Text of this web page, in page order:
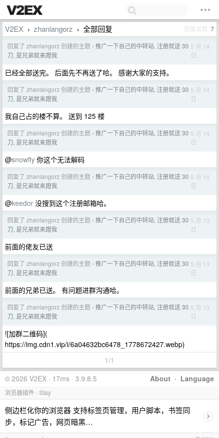
V2EX › zhanlangorz › 全部回复 回复总数 7
回复了 zhanlangorz 创建的主题 › 推广一下自己的中转站, 注册就送 30
刀, 是兄弟就来蹬我
5 月 14
日
已经全部送完。 后面先不再送了哈。 感谢大家的支持。
回复了 zhanlangorz 创建的主题 › 推广一下自己的中转站, 注册就送 30
刀, 是兄弟就来蹬我
5 月 14
日
我自己占的楼不算。 送到 125 楼
回复了 zhanlangorz 创建的主题 › 推广一下自己的中转站, 注册就送 30
刀, 是兄弟就来蹬我
5 月 14
日
@snowfly 你这个无法解码
回复了 zhanlangorz 创建的主题 › 推广一下自己的中转站, 注册就送 30
刀, 是兄弟就来蹬我
5 月 14
日
@keedor 没搜到这个注册邮箱哈。
回复了 zhanlangorz 创建的主题 › 推广一下自己的中转站, 注册就送 30
刀, 是兄弟就来蹬我
5 月 13
日
前面的佬友已送
回复了 zhanlangorz 创建的主题 › 推广一下自己的中转站, 注册就送 30
刀, 是兄弟就来蹬我
5 月 13
日
前面的兄弟已送。 有问题进群沟通哈。
回复了 zhanlangorz 创建的主题 › 推广一下自己的中转站, 注册就送 30
刀, 是兄弟就来蹬我
5 月 13
日
![加群二维码](
https://img.cdn1.vip/i/6a04632bc6478_1778672427.webp)
1/1
About · Language
© 2026 V2EX · 17ms · 3.9.8.5
浏览器插件 - Stay
侧边栏化你的浏览器 支持标签页管理，用户脚本，书签同
步，标记广告，网页暗黑…
›